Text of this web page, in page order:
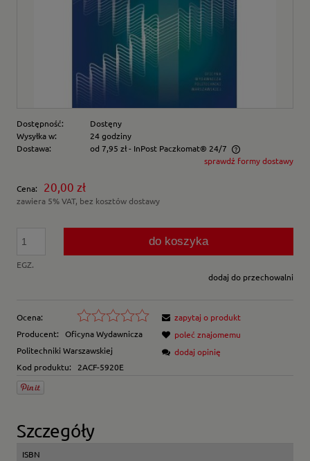
Dostępność:
Dostęny
Wysyłka w:
24 godziny
Dostawa:
od 7,95 zł- InPost Paczkomat® 24/7
Cena nie zawiera ewentualnych kosztów płatnościsprawdź formy dostawy
Cena: 20,00 zł
zawiera 5% VAT, bez kosztów dostawy
EGZ.
do koszyka
dodaj do przechowalni
Ocena:
Producent:
Oficyna Wydawnicza
Politechniki Warszawskiej
Kod produktu:
2ACF-5920E
zapytaj o produkt
poleć znajomemu
dodaj opinię
Szczegóły
ISBN